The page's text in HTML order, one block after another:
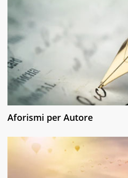
Aforismi per Autore